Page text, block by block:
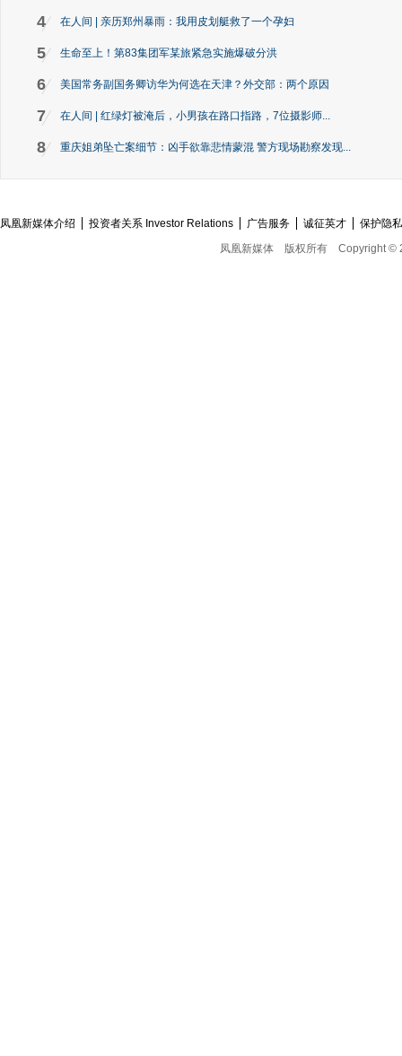
4 在人间 | 亲历郑州暴雨：我用皮划艇救了一个孕妇
5 生命至上！第83集团军某旅紧急实施爆破分洪
6 美国常务副国务卿访华为何选在天津？外交部：两个原因
7 在人间 | 红绿灯被淹后，小男孩在路口指路，7位摄影师...
8 重庆姐弟坠亡案细节：凶手欲靠悲情蒙混 警方现场勘察发现...
凤凰新媒体介绍 投资者关系 Investor Relations 广告服务 诚征英才
保护隐
凤凰新媒体
版权所有 Copyright ©